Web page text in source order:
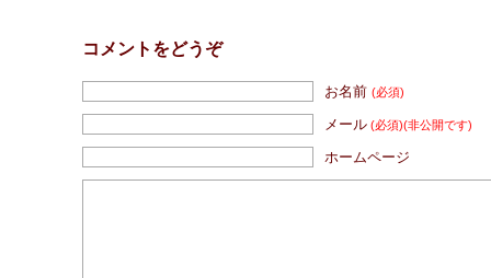
コメントをどうぞ
お名前(必須)
メール (必須)(非公開です)
ホームページ